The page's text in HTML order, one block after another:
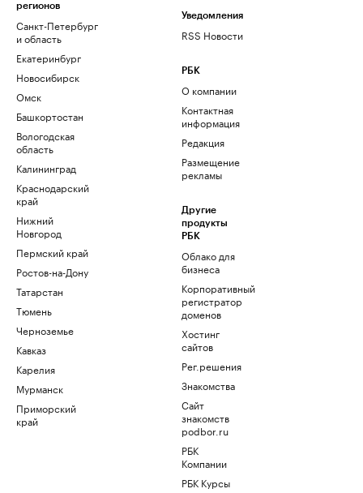
регионов
Санкт-Петербург
и область
Екатеринбург
Новосибирск
Омск
Башкортостан
Вологодская
область
Калининград
Краснодарский
край
Нижний
Новгород
Пермский край
Ростов-на-Дону
Татарстан
Тюмень
Черноземье
Кавказ
Карелия
Мурманск
Приморский
край
Уведомления
RSS Новости
РБК
О компании
Контактная
информация
Редакция
Размещение
рекламы
Другие
продукты
РБК
Облако для
бизнеса
Корпоративный
регистратор
доменов
Хостинг
сайтов
Рег.решения
Знакомства
Сайт
знакомств
podbor.ru
РБК
Компании
РБК Курсы